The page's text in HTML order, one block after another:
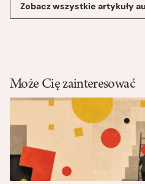
Zobacz wszystkie artykuły
Może Cię zainteresować